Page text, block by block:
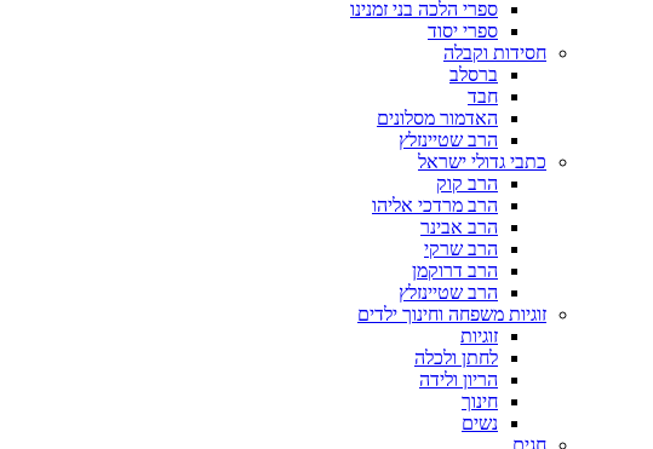
ספרי הלכה בני זמנינו
ספרי יסוד
חסידות וקבלה
ברסלב
חבד
האדמור מסלונים
הרב שטיינזלץ
כתבי גדולי ישראל
הרב קוק
הרב מרדכי אליהו
הרב אבינר
הרב שרקי
הרב דרוקמן
הרב שטיינזלץ
זוגיות משפחה וחינוך ילדים
זוגיות
לחתן ולכלה
הריון ולידה
חינוך
נשים